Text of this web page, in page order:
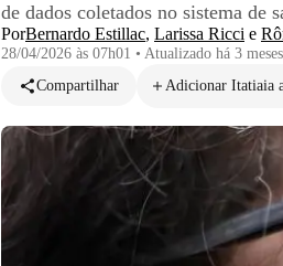
de dados coletados no sistema de
PorBernardo Estillac, Larissa Ricci e
28/04/2026 às 07h01 • Atualizado há 3 meses
Compartilhar
Adicionar Itatiaia